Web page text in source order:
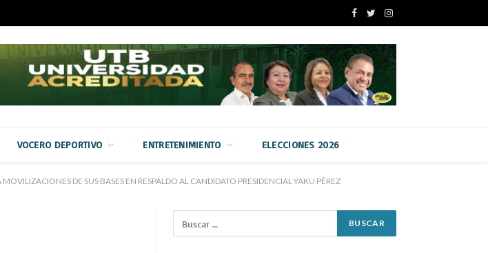
Facebook
TwitterInstagram
VOCERO DEPORTIVO ENTRETENIMIENTO ELECCIONES 2026
DE SUS BASES EN RESPALDO AL CANDIDATO PRESIDENCIAL YAKU PÉREZ